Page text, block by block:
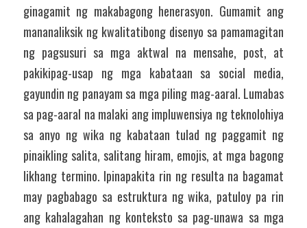
ginagamit ng makabagong henerasyon. Gumamit ang
mananaliksik ng kwalitatibong disenyo sa pamamagitan
ng pagsusuri sa mga aktwal na mensahe, post, at
pakikipag-usap ng mga kabataan sa social media,
gayundin ng panayam sa mga piling mag-aaral. Lumabas
sa pag-aaral na malaki ang impluwensiya ng teknolohiya
sa anyo ng wika ng kabataan tulad ng paggamit ng
pinaikling salita, salitang hiram, emojis, at mga bagong
likhang termino. Ipinapakita rin ng resulta na bagamat
may pagbabago sa estruktura ng wika, patuloy pa rin
ang kahalagahan ng konteksto sa pag-unawa sa mga